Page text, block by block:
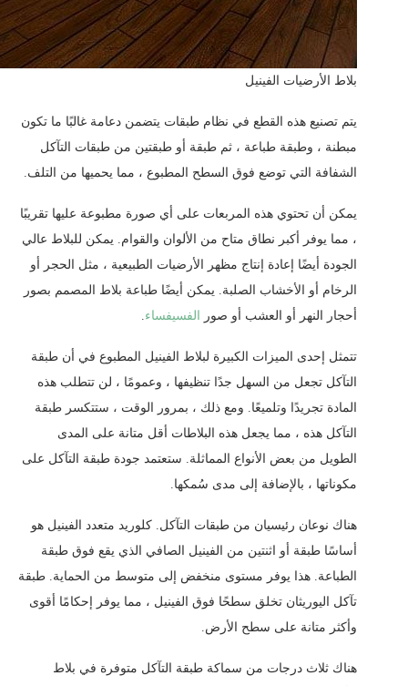
بلاط الأرضيات الفينيل
يتم تصنيع هذه القطع في نظام طبقات يتضمن دعامة غالبًا ما تكون
مبطنة ، وطبقة طباعة ، ثم طبقة أو طبقتين من طبقات التآكل
الشفافة التي توضع فوق السطح المطبوع ، مما يحميها من التلف.
يمكن أن تحتوي هذه المربعات على أي صورة مطبوعة عليها تقريبًا
، مما يوفر أكبر نطاق متاح من الألوان والقوام. يمكن للبلاط عالي
الجودة أيضًا إعادة إنتاج مظهر الأرضيات الطبيعية ، مثل الحجر أو
الرخام أو الأخشاب الصلبة. يمكن أيضًا طباعة بلاط المصمم بصور
أحجار النهر أو العشب أو صور
الفسيفساء.
تتمثل إحدى الميزات الكبيرة لبلاط الفينيل المطبوع في أن طبقة
التآكل تجعل من السهل جدًا تنظيفها ، وعمومًا ، لن تتطلب هذه
المادة تجريدًا وتلميعًا. ومع ذلك ، بمرور الوقت ، ستتكسر طبقة
التآكل هذه ، مما يجعل هذه البلاطات أقل متانة على المدى
الطويل من بعض الأنواع المماثلة. ستعتمد جودة طبقة التآكل على
مكوناتها ، بالإضافة إلى مدى سُمكها.
هناك نوعان رئيسيان من طبقات التآكل. كلوريد متعدد الفينيل هو
أساسًا طبقة أو اثنتين من الفينيل الصافي الذي يقع فوق طبقة
الطباعة. هذا يوفر مستوى منخفض إلى متوسط ​​من الحماية. طبقة
تآكل اليوريثان تخلق سطحًا فوق الفينيل ، مما يوفر إحكامًا أقوى
وأكثر متانة على سطح الأرض.
هناك ثلاث درجات من سماكة طبقة التآكل متوفرة في بلاط